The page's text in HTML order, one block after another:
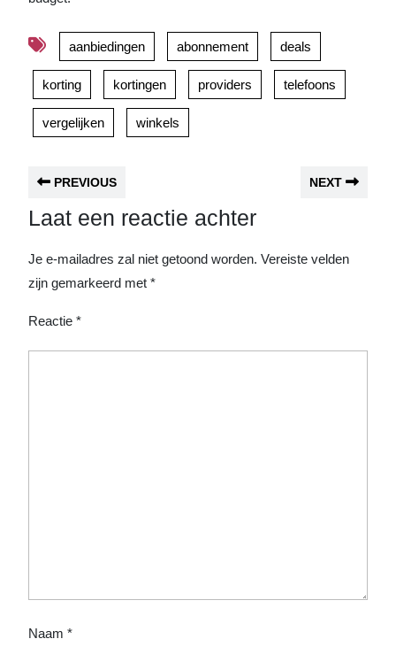
aanbiedingen abonnement deals
korting kortingen providers telefoons
vergelijken winkels
PREVIOUS NEXT
Laat een reactie achter
Je e-mailadres zal niet getoond worden. Vereiste velden
zijn gemarkeerd met *
Reactie *
Naam *